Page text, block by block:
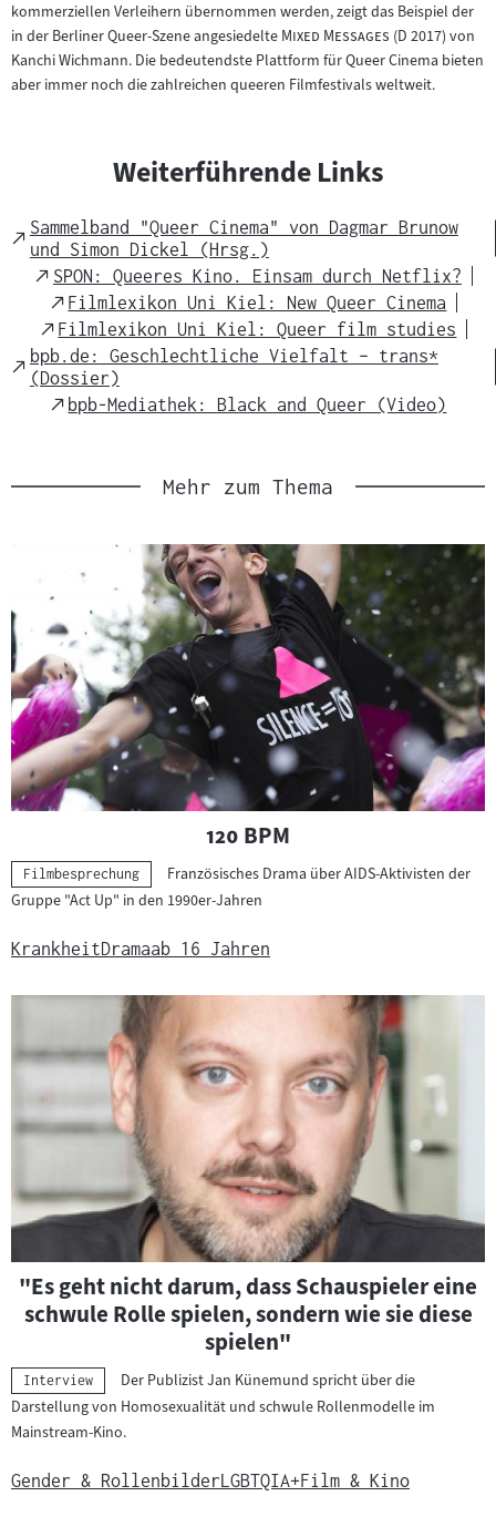
kommerziellen Verleihern übernommen werden, zeigt das Beispiel der
in der Berliner Queer-Szene angesiedelte "Mixed Messages "(D 2017) von
Kanchi Wichmann. Die bedeutendste Plattform für Queer Cinema bieten
aber immer noch die zahlreichen queeren Filmfestivals weltweit.
Weiterführende Links
External
Link
Sammelband "Queer Cinema" von Dagmar Brunow
und Simon Dickel (Hrsg.)
External
Link
SPON: Queeres Kino. Einsam durch Netflix?
External
Link
Filmlexikon Uni Kiel: New Queer Cinema
External
Link
Filmlexikon Uni Kiel: Queer film studies
External
Link
bpb.de: Geschlechtliche Vielfalt – trans*
(Dossier)
External
bpb-Mediathek: Black and Queer (Video)
Mehr zum Thema
"
120 BPM
Kategorie:
Filmbesprechung
Französisches Drama über AIDS-Aktivisten der
Gruppe "Act Up" in den 1990er-Jahren
KrankheitDramaab 16 Jahren
"Es geht nicht darum, dass Schauspieler eine
schwule Rolle spielen, sondern wie sie diese
spielen"
Kategorie:
Interview
Der Publizist Jan Künemund spricht über die
Darstellung von Homosexualität und schwule Rollenmodelle im
Mainstream-Kino.
Gender & RollenbilderLGBTQIA+Film & Kino